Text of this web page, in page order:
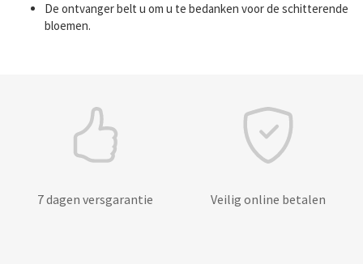
De ontvanger belt u om u te bedanken voor de schitterende
bloemen.
7 dagen versgarantie Veilig online betalen